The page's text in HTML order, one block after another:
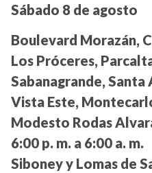
Sábado 8 de agosto
Boulevard Morazán,
Los Próceres,
Sabanagrande, Santa
Vista Este,
Modesto Rodas
6:00 p. m. a 6:00 a. m.
Siboney y Lomas de